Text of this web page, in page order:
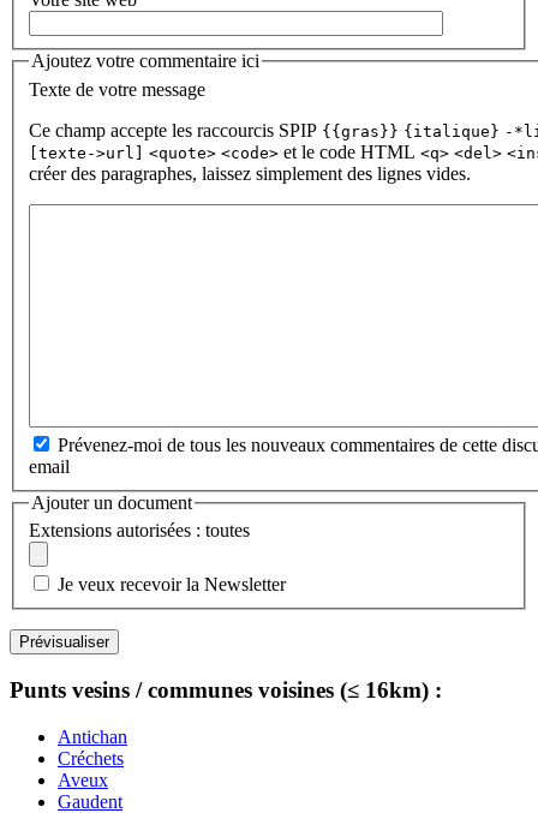
Ajoutez votre commentaire ici
Texte de votre message
Ce champ accepte les raccourcis SPIP {{gras}} {italique} -
[texte->url] <quote> <code> et le code HTML <q> <del>
créer des paragraphes, laissez simplement des lignes vides.
Prévenez-moi de tous les nouveaux commentaires de cette
email
Ajouter un document
Extensions autorisées : toutes
Je veux recevoir la Newsletter
Punts vesins / communes voisines (≤ 16km) :
Antichan
Créchets
Aveux
Gaudent